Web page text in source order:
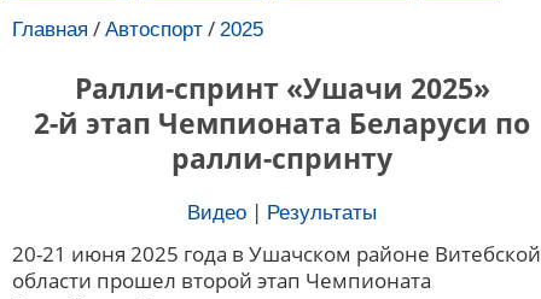
Главная / Автоспорт / 2025
Ралли-спринт «Ушачи 2025»
2-й этап Чемпионата Беларуси по
ралли-спринту
Видео | Результаты
20-21 июня 2025 года в Ушачском районе Витебской
области прошел второй этап Чемпионата